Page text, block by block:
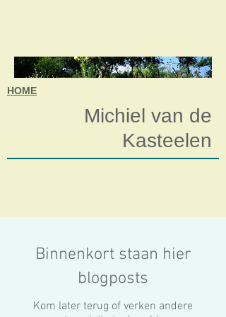
HOME
Michiel van de
Kasteelen
Binnenkort staan hier
blogposts
Kom later terug of verken andere